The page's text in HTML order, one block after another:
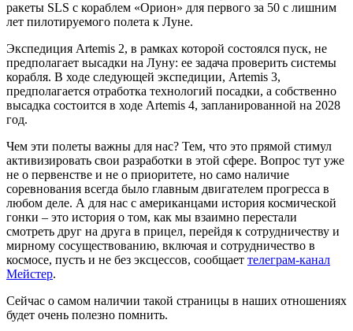
ракеты SLS с кораблем «Орион» для первого за 50 с лишним
лет пилотируемого полета к Луне.
Экспедиция Artemis 2, в рамках которой состоялся пуск, не
предполагает высадки на Луну: ее задача проверить системы
корабля. В ходе следующей экспедиции, Artemis 3,
предполагается отработка технологий посадки, а собственно
высадка состоится в ходе Artemis 4, запланированной на 2028
год.
Чем эти полеты важны для нас? Тем, что это прямой стимул
активизировать свои разработки в этой сфере. Вопрос тут уже
не о первенстве и не о приоритете, но само наличие
соревнования всегда было главным двигателем прогресса в
любом деле. А для нас с американцами история космической
гонки – это история о том, как мы взаимно перестали
смотреть друг на друга в прицел, перейдя к сотрудничеству и
мирному сосуществованию, включая и сотрудничество в
космосе, пусть и не без эксцессов, сообщает телеграм-канал
Мейстер.
Сейчас о самом наличии такой страницы в наших отношениях
будет очень полезно помнить.